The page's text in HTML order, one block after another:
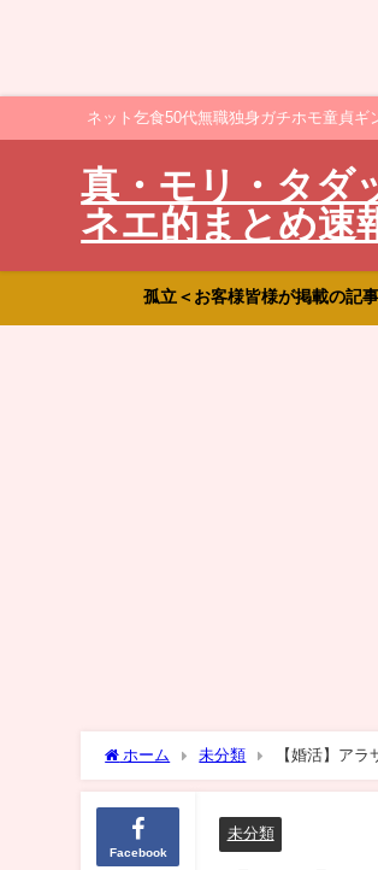
ネット乞食50代無職独身ガチホモ童貞
真・モリ・タダ
ネエ的まとめ速
孤立＜お客様皆様が掲載の記
ホーム 未分類
【婚活】ア
なの？
Facebook
未分類